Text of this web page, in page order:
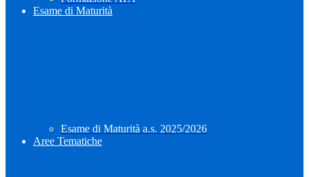
Esame di Maturità
Esame di Maturità a.s. 2025/2026
Aree Tematiche